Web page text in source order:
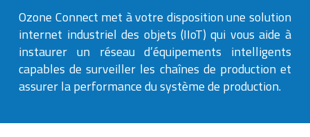
Ozone Connect met à votre disposition une solution
internet industriel des objets (IIoT) qui vous aide à
instaurer un réseau d’équipements intelligents
capables de surveiller les chaînes de production et
assurer la performance du système de production.